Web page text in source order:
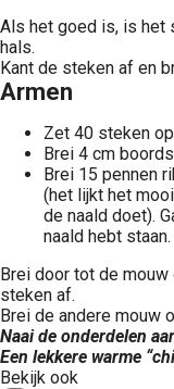
Als het goed is, is het
hals.
Kant de steken af en
Armen
Zet 40 steken
Brei 4 cm
Brei 15 pennen
(het lijkt het
de naald doet).
naald hebt staan.
Brei door tot de
steken af.
Brei de andere mouw
Naai de onderdelen
Een lekkere warme
Bekijk ook